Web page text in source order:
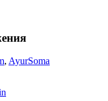
, AyurSoma